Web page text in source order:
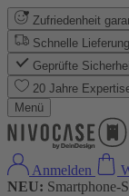
Zufriedenheit
Schnelle Lieferung
Geprüfte
20 Jahre
Menü
Anmelden
NEU: Smartphone-